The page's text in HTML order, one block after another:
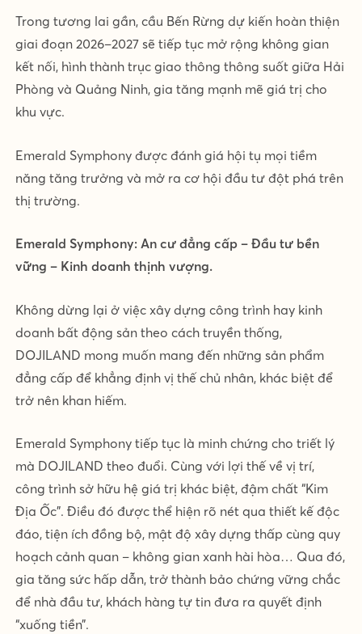
Trong tương lai gần, cầu Bến Rừng dự kiến hoàn thiện
giai đoạn 2026–2027 sẽ tiếp tục mở rộng không gian
kết nối, hình thành trục giao thông thông suốt giữa Hải
Phòng và Quảng Ninh, gia tăng mạnh mẽ giá trị cho
khu vực.
Emerald Symphony được đánh giá hội tụ mọi tiềm
năng tăng trưởng và mở ra cơ hội đầu tư đột phá trên
thị trường.
Emerald Symphony: An cư đẳng cấp – Đầu tư bền
vững – Kinh doanh thịnh vượng.
Không dừng lại ở việc xây dựng công trình hay kinh
doanh bất động sản theo cách truyền thống,
DOJILAND mong muốn mang đến những sản phẩm
đẳng cấp để khẳng định vị thế chủ nhân, khác biệt để
trở nên khan hiếm.
Emerald Symphony tiếp tục là minh chứng cho triết lý
mà DOJILAND theo đuổi. Cùng với lợi thế về vị trí,
công trình sở hữu hệ giá trị khác biệt, đậm chất “Kim
Địa Ốc”. Điều đó được thể hiện rõ nét qua thiết kế độc
đáo, tiện ích đồng bộ, mật độ xây dựng thấp cùng quy
hoạch cảnh quan – không gian xanh hài hòa… Qua đó,
gia tăng sức hấp dẫn, trở thành bảo chứng vững chắc
để nhà đầu tư, khách hàng tự tin đưa ra quyết định
“xuống tiền”.